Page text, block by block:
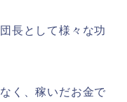
長として様々な功
く、稼いだお金で